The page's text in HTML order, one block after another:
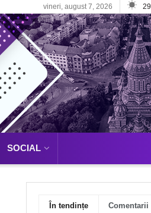
vineri, august 7, 2026 29
SOCIAL
În tendințe Comentarii